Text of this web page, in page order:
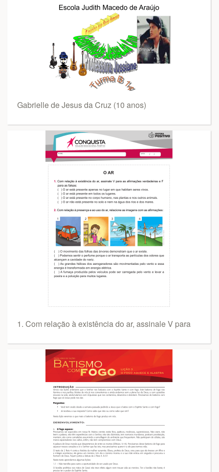
Gabrielle de Jesus da Cruz (10 anos)
1. Com relação à existência do ar, assinale V para